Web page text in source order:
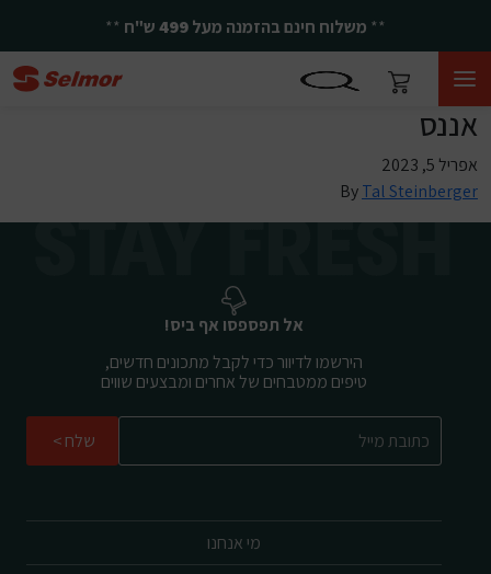
** משלוח חינם בהזמנה מעל499ש"ח **
אננס
אפריל 5, 2023
ByTal Steinberger
מי אנחנו
אל תפספסו אף ביס!
הירשמו לדיוור כדי לקבל מתכונים חדשים,
טיפים ממטבחים של אחרים ומבצעים שווים
שלח